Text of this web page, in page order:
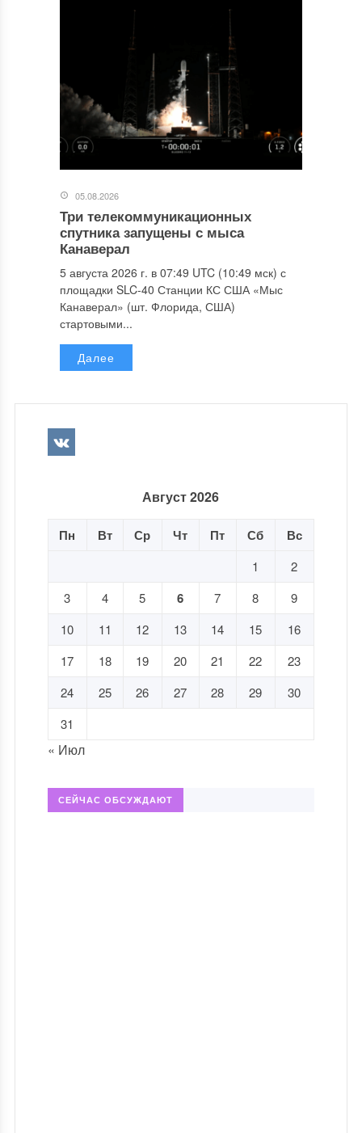
05.08.2026
Три телекоммуникационных
спутника запущены с мыса
Канаверал
5 августа 2026 г. в 07:49 UTC (10:49 мск) с
площадки SLC-40 Станции КС США «Мыс
Канаверал» (шт. Флорида, США)
стартовыми...
Далее
Август 2026
Пн Вт Ср Чт Пт Сб Вс
1
2
3
4 5 6 7 8
9
10
11 12 13 14 15
16
17
18 19 20 21 22
23
24
25 26 27 28 29
30
31
« Июл
СЕЙЧАС ОБСУЖДАЮТ